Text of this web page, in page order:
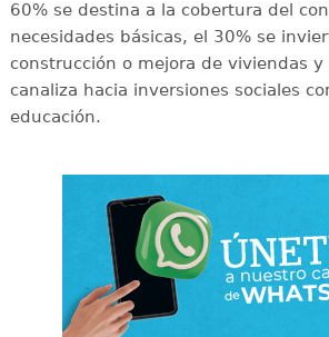
60% se destina a la cobertura del
necesidades básicas, el 30% se
construcción o mejora de viviendas
canaliza hacia inversiones sociales
educación.